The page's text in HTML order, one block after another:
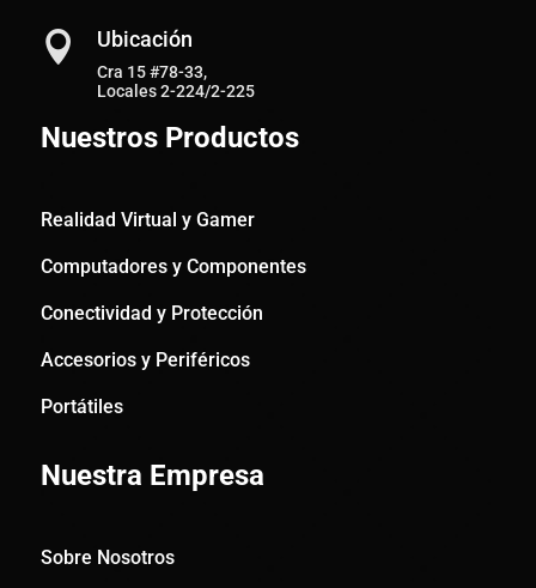
 Ubicación
Cra 15 #78-33,
Locales 2-224/2-225
Nuestros Productos
Realidad Virtual y Gamer
Computadores y Componentes
Conectividad y Protección
Accesorios y Periféricos
Portátiles
Nuestra Empresa
Sobre Nosotros